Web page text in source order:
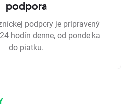
podpora
podpory je pripravený
hodín denne, od pondelka
do piatku.